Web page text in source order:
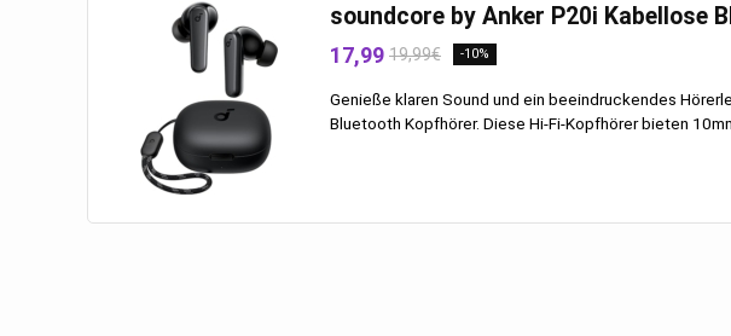
soundcore by Anker P20i Kabellose
17,99 19,99€ -10%
Genieße klaren Sound und ein beeindruckendes
Bluetooth Kopfhörer. Diese Hi-Fi-Kopfhörer bieten 10mm